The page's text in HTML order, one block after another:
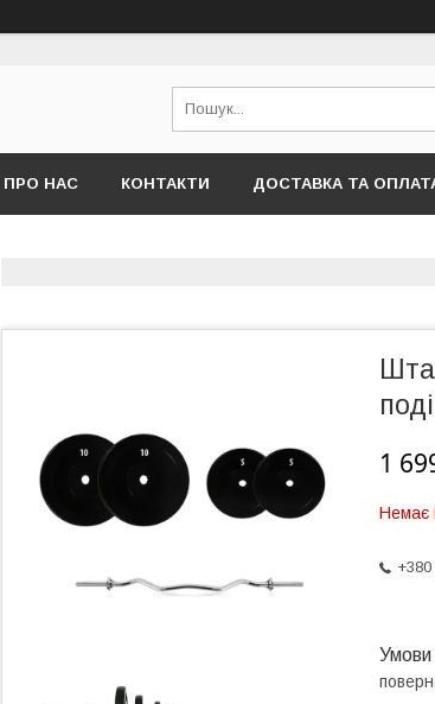
ПРО НАС КОНТАКТИ ДОСТАВКА ТА
1
Немає